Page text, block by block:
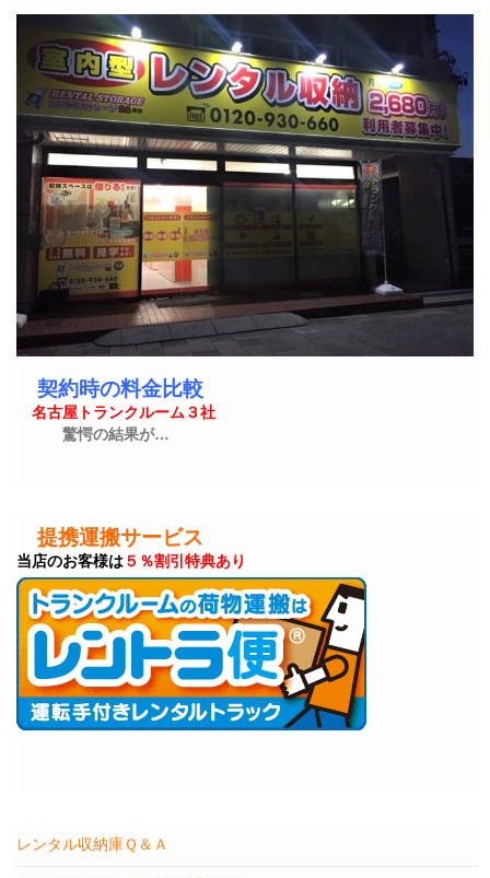
契約時の料金比較
名古屋トランクルーム３社
驚愕の結果が…
提携運搬サービス
当店のお客様は５％割引特典あり
レンタル収納庫Ｑ＆Ａ